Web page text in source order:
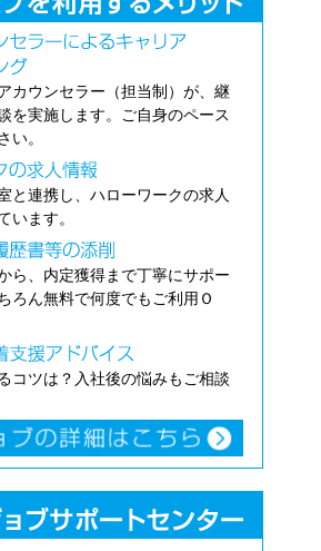
カウンセラー（担当制）が、継
を実施します。ご自身のペース
い。
と連携し、ハローワークの求人
います。
ら、内定獲得まで丁寧にサポー
ろん無料で何度でもご利用Ｏ
コツは？入社後の悩みもご相談